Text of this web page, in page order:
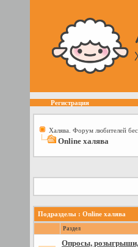
Регистрация
Халява. Форум любителей
Online халява
Подразделы : Online халява
Раздел
Опросы, розыгрыши,